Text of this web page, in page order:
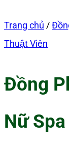
Trang chủ /
Thuật Viên
Đồng
Nữ